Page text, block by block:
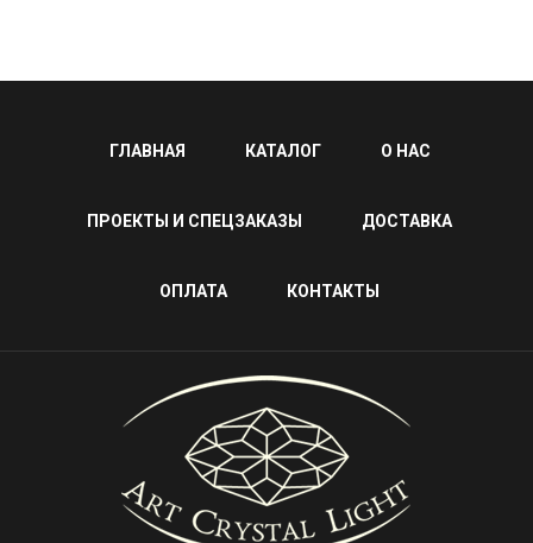
ГЛАВНАЯ КАТАЛОГ О НАС
ПРОЕКТЫ И СПЕЦЗАКАЗЫ ДОСТАВКА
ОПЛАТА КОНТАКТЫ